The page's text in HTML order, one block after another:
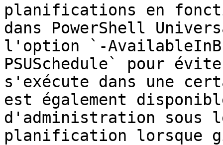
planifications en
dans PowerShell
l'option `-
PSUSchedule` pour
s'exécute dans une
est également
d'administration sous
planification lorsque